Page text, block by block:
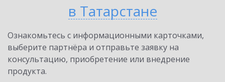
в Татарстане
Ознакомьтесь с информационными карточками,
выберите партнёра и отправьте заявку на
консультацию, приобретение или внедрение
продукта.